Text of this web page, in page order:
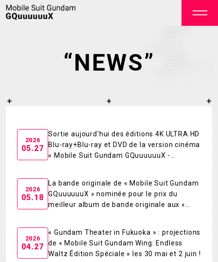
STREAMING STAFF&CAST
STORY CHARACTER
MECHA GOODS
GALLERY MUSIC
“NEWS”
2026
05.27
Sortie aujourd'hui des éditions 4K ULTRA HD
Blu-ray+Blu-ray et DVD de la version cinéma
« Mobile Suit Gundam GQuuuuuuX -
2026
05.18
La bande originale de « Mobile Suit Gundam
GQuuuuuuX » nominée pour le prix du
meilleur album de bande originale aux «
2026
04.27
« Gundam Theater in Fukuoka » : projections
de « Mobile Suit Gundam Wing: Endless
Waltz Édition Spéciale » les 30 mai et 2 juin !